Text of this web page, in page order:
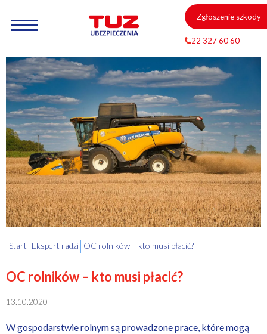
Zgłoszenie szkody
22 327 60 60
Start Ekspert radzi OC rolników – kto musi płacić?
OC rolników – kto musi płacić?
13.10.2020
W gospodarstwie rolnym są prowadzone prace, które mogą